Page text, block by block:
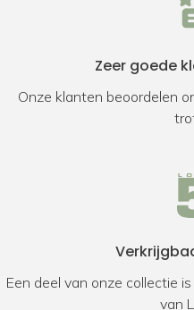
Zeer goede
Onze klanten beoordelen
Een deel van onze collectie
van